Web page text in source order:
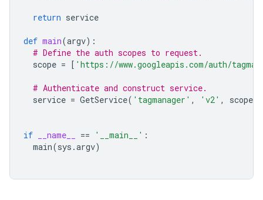
return service
def main(argv):
# Define the auth scopes to request.
scope = [ 'https://www.googleapis.com/auth/
# Authenticate and construct service.
service = GetService( 'tagmanager' , 'v2' , scope
if __name__ == '__main__' :
main(sys .argv)